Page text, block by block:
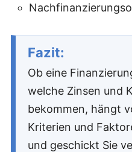
Fazit:
Ob eine
welche Zinsen und
bekommen, hängt
Kriterien und
und geschickt Sie